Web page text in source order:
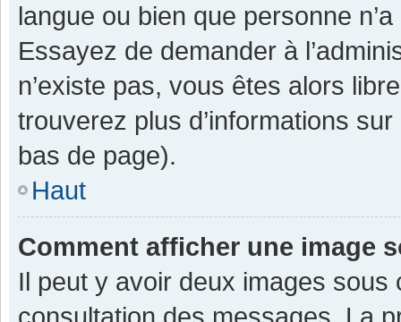
langue ou bien que personne
Essayez de demander à
n’existe pas, vous êtes alors
trouverez plus d’informations
bas de page).
Haut
Comment afficher une image
Il peut y avoir deux images sous